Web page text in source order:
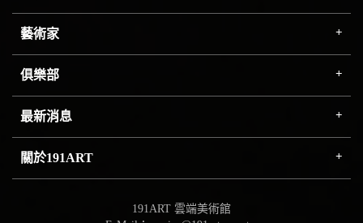
藝術家
俱樂部
最新消息
關於191ART
191ART 雲端美術館